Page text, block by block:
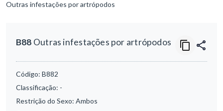
Outras infestações por artrópodos
B88 Outras infestações por artrópodos
Código: B882
Classificação: -
Restrição do Sexo: Ambos